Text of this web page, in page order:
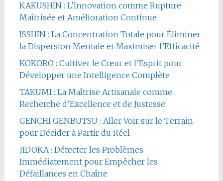
KAKUSHIN : L’Innovation comme Rupture
Maîtrisée et Amélioration Continue
ISSHIN : La Concentration Totale pour Éliminer
la Dispersion Mentale et Maximiser l’Efficacité
KOKORO : Cultiver le Cœur et l’Esprit pour
Développer une Intelligence Complète
TAKUMI : La Maîtrise Artisanale comme
Recherche d’Excellence et de Justesse
GENCHI GENBUTSU : Aller Voir sur le Terrain
pour Décider à Partir du Réel
JIDOKA : Détecter les Problèmes
Immédiatement pour Empêcher les
Défaillances en Chaîne